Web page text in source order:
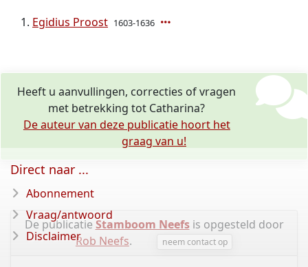
Egidius Proost 1603-1636
Heeft u aanvullingen, correcties of vragen
met betrekking tot Catharina?
De auteur van deze publicatie hoort het
graag van u!
De publicatieStamboom Neefsis opgesteld door
Rob Neefs. neem contact op
Direct naar ...
Abonnement
Vraag/antwoord
Disclaimer